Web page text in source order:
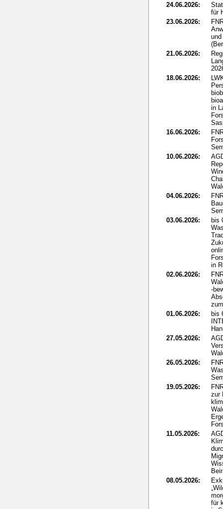
24.06.2026:
für
23.06.2026:
21.06.2026:
18.06.2026:
in
16.06.2026:
10.06.2026:
04.06.2026:
03.06.2026:
bis
in
02.06.2026:
-
01.06.2026:
bis
27.05.2026:
26.05.2026:
19.05.2026:
zur
11.05.2026:
08.05.2026:
für